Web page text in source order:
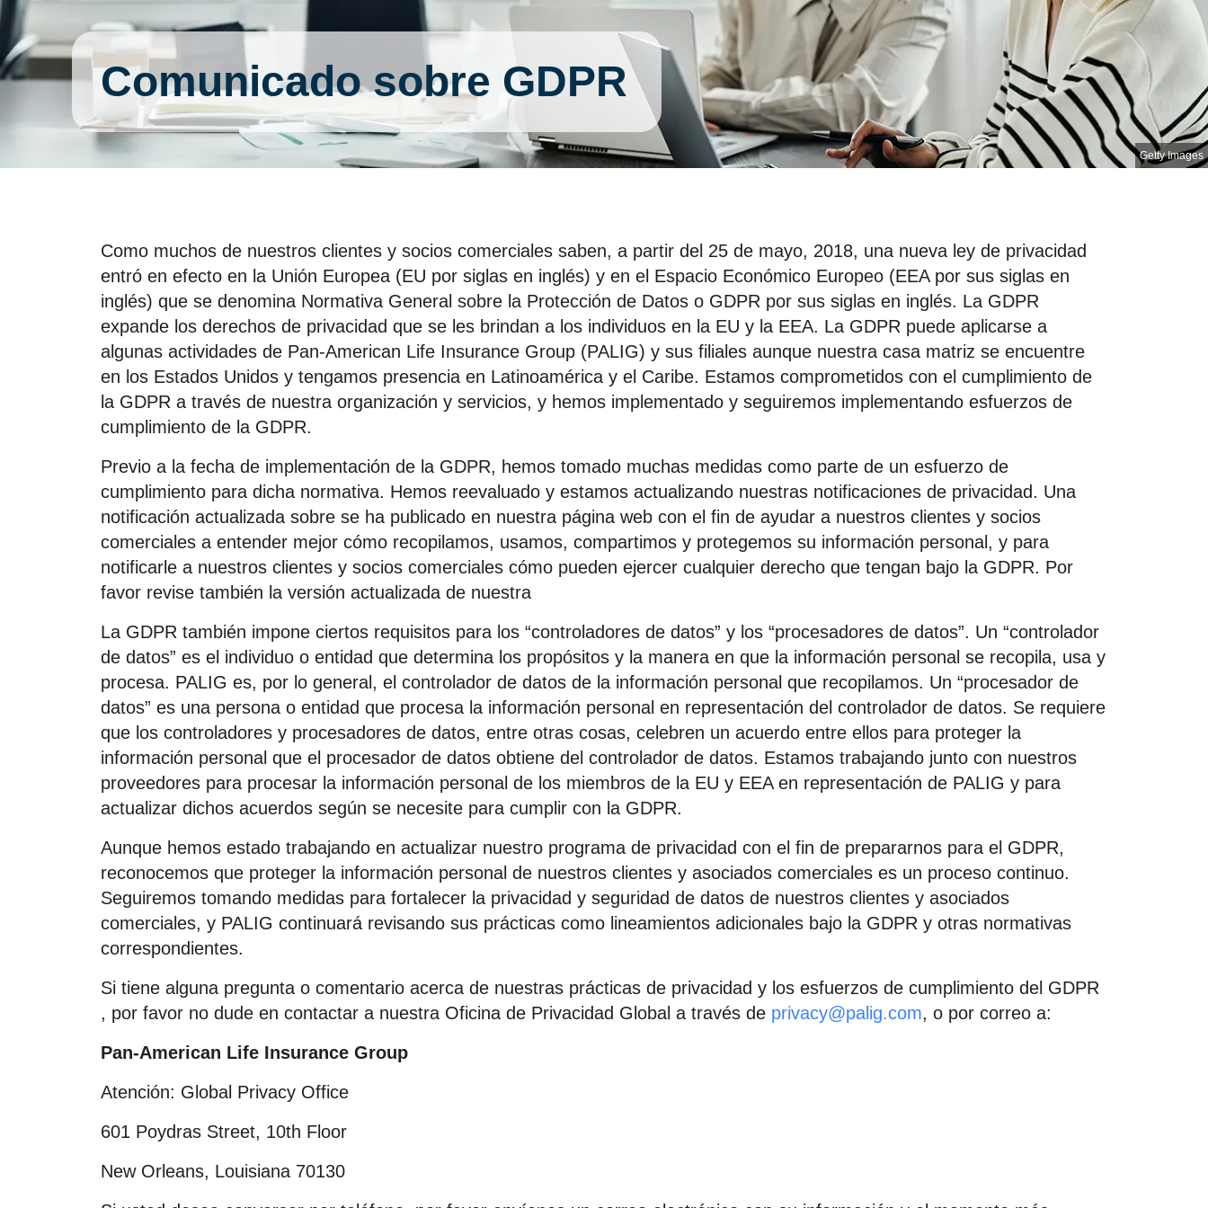
Getty Images
Comunicado sobre GDPR
Como muchos de nuestros clientes y socios comerciales saben, a partir del 25 de mayo, 2018, una nueva ley de privacidad
entró en efecto en la Unión Europea (EU por siglas en inglés) y en el Espacio Económico Europeo (EEA por sus siglas en
inglés) que se denomina Normativa General sobre la Protección de Datos o GDPR por sus siglas en inglés. La GDPR
expande los derechos de privacidad que se les brindan a los individuos en la EU y la EEA. La GDPR puede aplicarse a
algunas actividades de Pan‑American Life Insurance Group (PALIG) y sus filiales aunque nuestra casa matriz se encuentre
en los Estados Unidos y tengamos presencia en Latinoamérica y el Caribe. Estamos comprometidos con el cumplimiento de
la GDPR a través de nuestra organización y servicios, y hemos implementado y seguiremos implementando esfuerzos de
cumplimiento de la GDPR.
Previo a la fecha de implementación de la GDPR, hemos tomado muchas medidas como parte de un esfuerzo de
cumplimiento para dicha normativa. Hemos reevaluado y estamos actualizando nuestras notificaciones de privacidad. Una
notificación actualizada sobre se ha publicado en nuestra página web con el fin de ayudar a nuestros clientes y socios
comerciales a entender mejor cómo recopilamos, usamos, compartimos y protegemos su información personal, y para
notificarle a nuestros clientes y socios comerciales cómo pueden ejercer cualquier derecho que tengan bajo la GDPR. Por
favor revise también la versión actualizada de nuestra
La GDPR también impone ciertos requisitos para los “controladores de datos” y los “procesadores de datos”. Un “controlador
de datos” es el individuo o entidad que determina los propósitos y la manera en que la información personal se recopila, usa y
procesa. PALIG es, por lo general, el controlador de datos de la información personal que recopilamos. Un “procesador de
datos” es una persona o entidad que procesa la información personal en representación del controlador de datos. Se requiere
que los controladores y procesadores de datos, entre otras cosas, celebren un acuerdo entre ellos para proteger la
información personal que el procesador de datos obtiene del controlador de datos. Estamos trabajando junto con nuestros
proveedores para procesar la información personal de los miembros de la EU y EEA en representación de PALIG y para
actualizar dichos acuerdos según se necesite para cumplir con la GDPR.
Aunque hemos estado trabajando en actualizar nuestro programa de privacidad con el fin de prepararnos para el GDPR,
reconocemos que proteger la información personal de nuestros clientes y asociados comerciales es un proceso continuo.
Seguiremos tomando medidas para fortalecer la privacidad y seguridad de datos de nuestros clientes y asociados
comerciales, y PALIG continuará revisando sus prácticas como lineamientos adicionales bajo la GDPR y otras normativas
correspondientes.
Si tiene alguna pregunta o comentario acerca de nuestras prácticas de privacidad y los esfuerzos de cumplimiento del GDPR
, por favor no dude en contactar a nuestra Oficina de Privacidad Global a través de privacy@palig.com, o por correo a:
Pan‑American Life Insurance Group
Atención: Global Privacy Office
601 Poydras Street, 10th Floor
New Orleans, Louisiana 70130